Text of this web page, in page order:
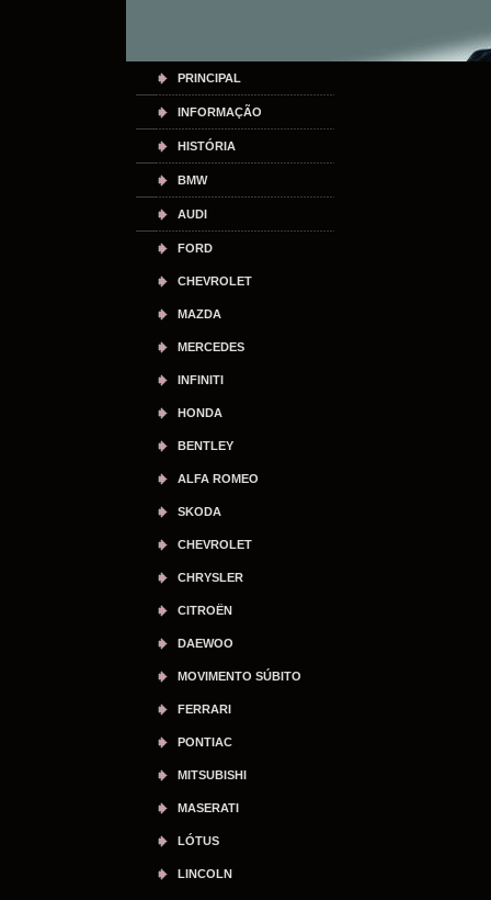
PRINCIPAL
INFORMAÇÃO
HISTÓRIA
BMW
AUDI
FORD
CHEVROLET
MAZDA
MERCEDES
INFINITI
HONDA
BENTLEY
ALFA ROMEO
SKODA
CHEVROLET
CHRYSLER
CITROËN
DAEWOO
MOVIMENTO SÚBITO
FERRARI
PONTIAC
MITSUBISHI
MASERATI
LÓTUS
LINCOLN